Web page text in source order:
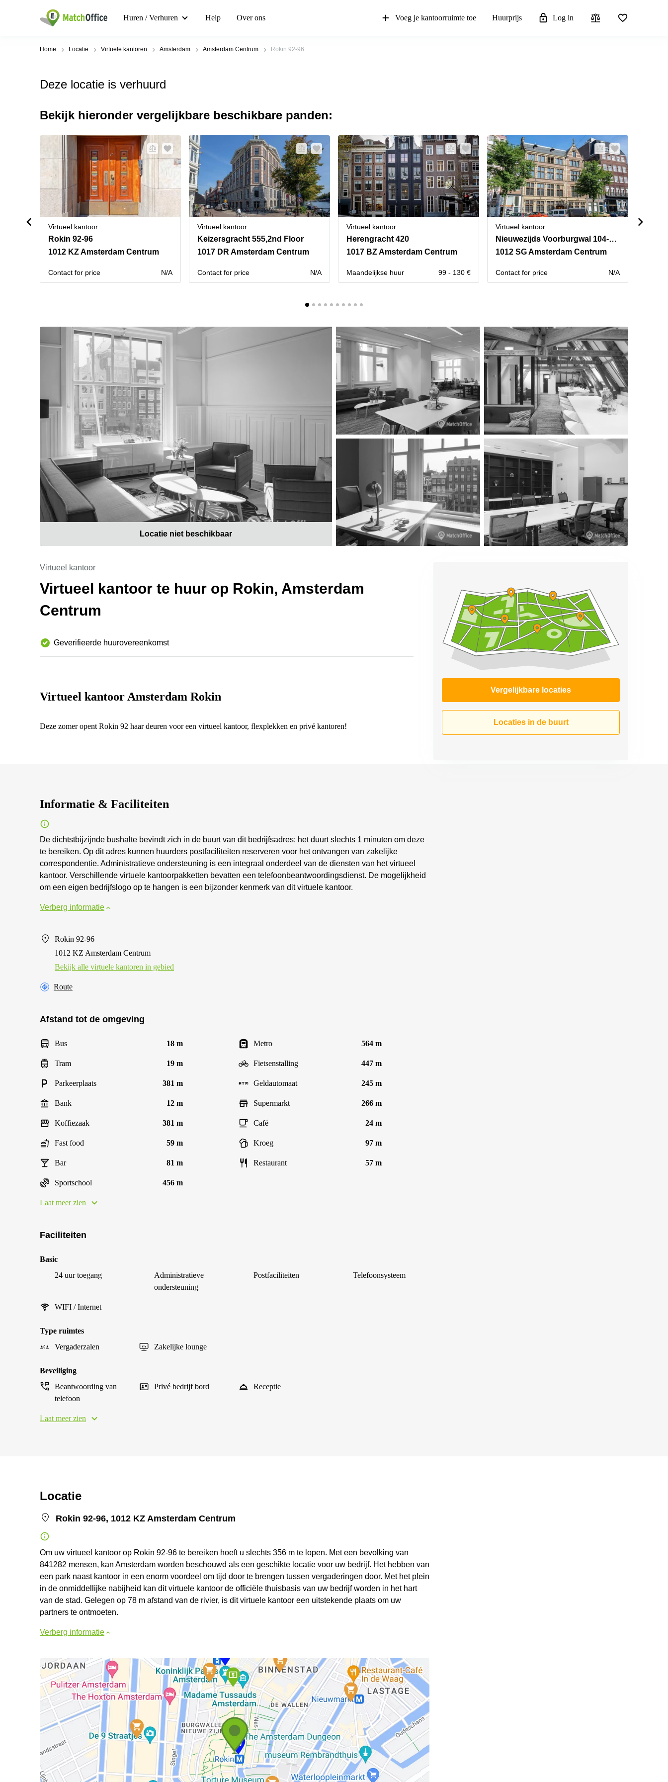
Huren / Verhuren Help Over ons Voeg je kantoorruimte toe Huurprijs Log in
Home Locatie Virtuele kantoren Amsterdam Amsterdam Centrum Rokin 92-96
Deze locatie is verhuurd
Bekijk hieronder vergelijkbare beschikbare panden:
Virtueel kantoor
Rokin 92-96
1012 KZ Amsterdam Centrum
Contact for price N/A
Virtueel kantoor
Keizersgracht 555,2nd Floor
1017 DR Amsterdam Centrum
Contact for price N/A
Virtueel kantoor
Herengracht 420
1017 BZ Amsterdam Centrum
Maandelijkse huur 99 - 130 €
Virtueel kantoor
Nieuwezijds Voorburgwal 104-108
1012 SG Amsterdam Centrum
Contact for price N/A
Locatie niet beschikbaar
Virtueel kantoor
Virtueel kantoor te huur op Rokin, Amsterdam
Centrum
Geverifieerde huurovereenkomst
Vergelijkbare locaties
Locaties in de buurt
Virtueel kantoor Amsterdam Rokin
Deze zomer opent Rokin 92 haar deuren voor een virtueel kantoor, flexplekken en privé kantoren!
Informatie & Faciliteiten
De dichtstbijzijnde bushalte bevindt zich in de buurt van dit bedrijfsadres: het duurt slechts 1 minuten om deze
te bereiken. Op dit adres kunnen huurders postfaciliteiten reserveren voor het ontvangen van zakelijke
correspondentie. Administratieve ondersteuning is een integraal onderdeel van de diensten van het virtueel
kantoor. Verschillende virtuele kantoorpakketten bevatten een telefoonbeantwoordingsdienst. De mogelijkheid
om een eigen bedrijfslogo op te hangen is een bijzonder kenmerk van dit virtuele kantoor.
Verberg informatie
Rokin 92-96
1012 KZ Amsterdam Centrum
Bekijk alle virtuele kantoren in gebied
Route
Afstand tot de omgeving
Bus 18 m Metro 564 m
Tram 19 m Fietsenstalling 447 m
Parkeerplaats 381 m Geldautomaat 245 m
Bank 12 m Supermarkt 266 m
Koffiezaak 381 m Café 24 m
Fast food 59 m Kroeg 97 m
Bar 81 m Restaurant 57 m
Sportschool 456 m
Laat meer zien
Faciliteiten
Basic
24 uur toegang
Administratieve
ondersteuning
Postfaciliteiten Telefoonsysteem
WIFI / Internet
Type ruimtes
Vergaderzalen
Zakelijke lounge
Beveiliging
Beantwoording van
telefoon
Privé bedrijf bord Receptie
Laat meer zien
Locatie
Rokin 92-96, 1012 KZ Amsterdam Centrum
Om uw virtueel kantoor op Rokin 92-96 te bereiken hoeft u slechts 356 m te lopen. Met een bevolking van
841282 mensen, kan Amsterdam worden beschouwd als een geschikte locatie voor uw bedrijf. Het hebben van
een park naast kantoor in een enorm voordeel om tijd door te brengen tussen vergaderingen door. Met het plein
in de onmiddellijke nabijheid kan dit virtuele kantoor de officiële thuisbasis van uw bedrijf worden in het hart
van de stad. Gelegen op 78 m afstand van de rivier, is dit virtuele kantoor een uitstekende plaats om uw
partners te ontmoeten.
Verberg informatie